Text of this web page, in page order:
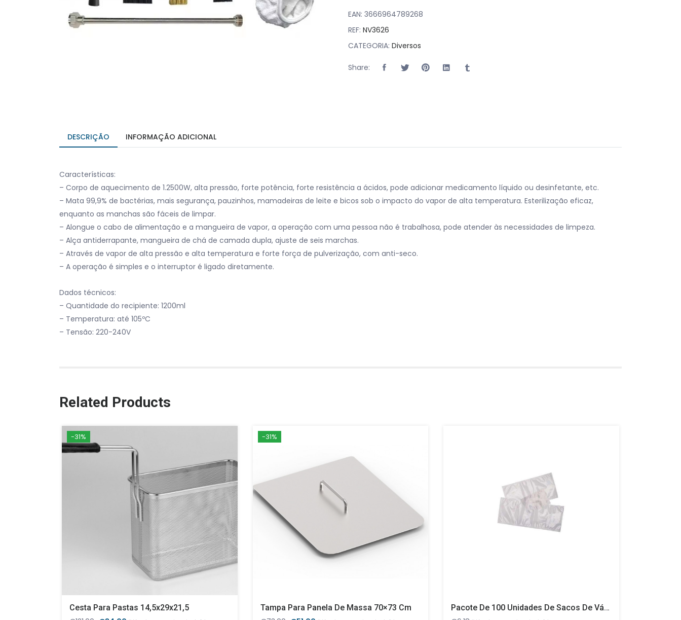
EAN: 3666964789268
REF: NV3626
CATEGORIA: Diversos
Share:
DESCRIÇÃO INFORMAÇÃO ADICIONAL
Características:
– Corpo de aquecimento de 1.2500W, alta pressão, forte potência, forte resistência a ácidos, pode adicionar medicamento líquido ou desinfetante, etc.
– Mata 99,9% de bactérias, mais segurança, pauzinhos, mamadeiras de leite e bicos sob o impacto do vapor de alta temperatura. Esterilização eficaz,
enquanto as manchas são fáceis de limpar.
– Alongue o cabo de alimentação e a mangueira de vapor, a operação com uma pessoa não é trabalhosa, pode atender às necessidades de limpeza.
– Alça antiderrapante, mangueira de chá de camada dupla, ajuste de seis marchas.
– Através de vapor de alta pressão e alta temperatura e forte força de pulverização, com anti-seco.
– A operação é simples e o interruptor é ligado diretamente.
Dados técnicos:
– Quantidade do recipiente: 1200ml
– Temperatura: até 105ºC
– Tensão: 220-240V
Related Products
-31%
Cesta Para Pastas 14,5x29x21,5
-31%
Tampa Para Panela De Massa 70×73 Cm Pacote De 100 Unidades De Sacos De Vácuo Lisos Para Seladoras Bell 120×200